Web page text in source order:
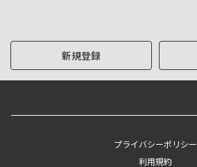
新規登録
プライバシーポリシー
利用規約